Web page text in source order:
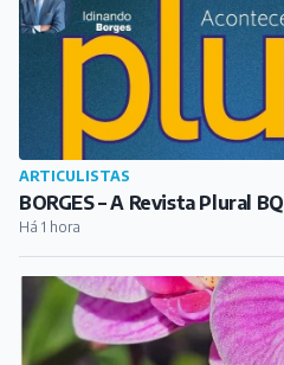
ARTICULISTAS
BORGES – A Revista Plural BQ
Há 1 hora